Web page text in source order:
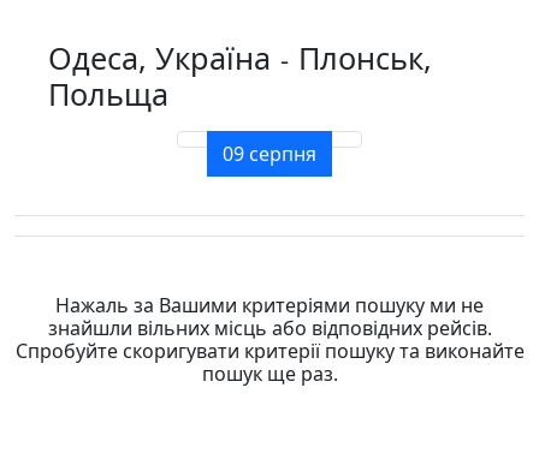
Одеса, Україна - Плонськ,
Польща
09 серпня
Нажаль за Вашими критеріями пошуку ми не
знайшли вільних місць або відповідних рейсів.
Спробуйте скоригувати критерії пошуку та виконайте
пошук ще раз.